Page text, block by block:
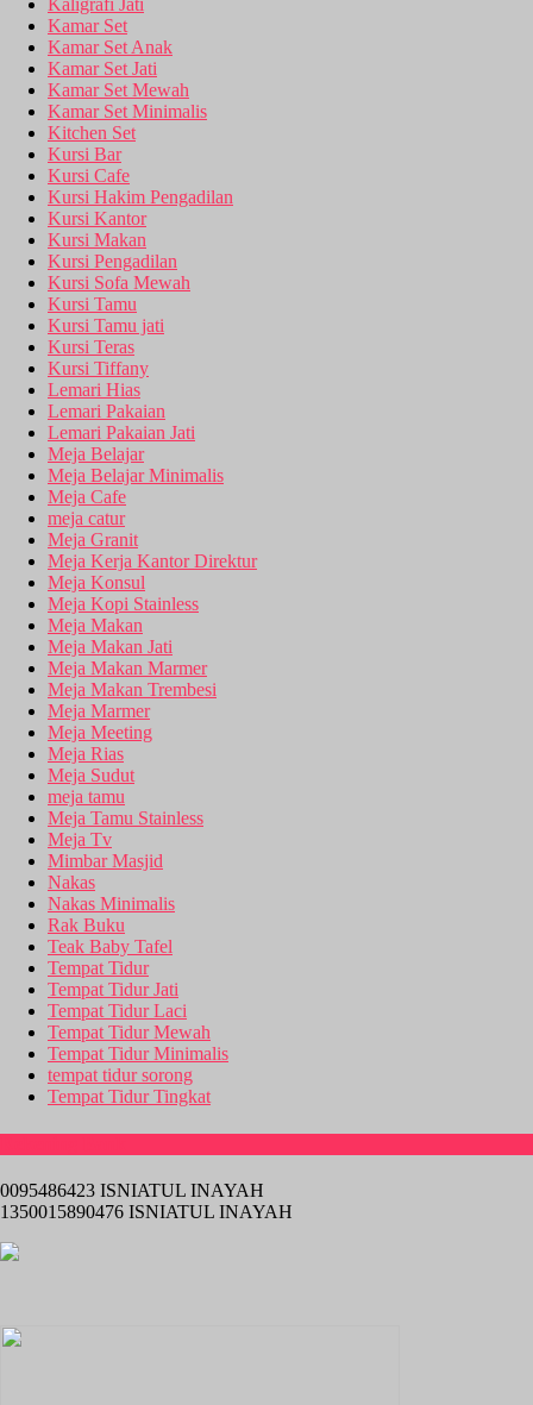
Kaligrafi Jati
Kamar Set
Kamar Set Anak
Kamar Set Jati
Kamar Set Mewah
Kamar Set Minimalis
Kitchen Set
Kursi Bar
Kursi Cafe
Kursi Hakim Pengadilan
Kursi Kantor
Kursi Makan
Kursi Pengadilan
Kursi Sofa Mewah
Kursi Tamu
Kursi Tamu jati
Kursi Teras
Kursi Tiffany
Lemari Hias
Lemari Pakaian
Lemari Pakaian Jati
Meja Belajar
Meja Belajar Minimalis
Meja Cafe
meja catur
Meja Granit
Meja Kerja Kantor Direktur
Meja Konsul
Meja Kopi Stainless
Meja Makan
Meja Makan Jati
Meja Makan Marmer
Meja Makan Trembesi
Meja Marmer
Meja Meeting
Meja Rias
Meja Sudut
meja tamu
Meja Tamu Stainless
Meja Tv
Mimbar Masjid
Nakas
Nakas Minimalis
Rak Buku
Teak Baby Tafel
Tempat Tidur
Tempat Tidur Jati
Tempat Tidur Laci
Tempat Tidur Mewah
Tempat Tidur Minimalis
tempat tidur sorong
Tempat Tidur Tingkat
0095486423 ISNIATUL INAYAH
1350015890476 ISNIATUL INAYAH